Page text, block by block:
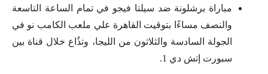
مباراة برشلونة ضد سيلتا فيجو في تمام الساعة التاسعة
والنصف مساءًا بتوقيت القاهرة علي ملعب الكامب نو في
الجولة السادسة والثلاثون من الليجا، وتذُاع خلال قناة بين
سبورت إتش دي 1.